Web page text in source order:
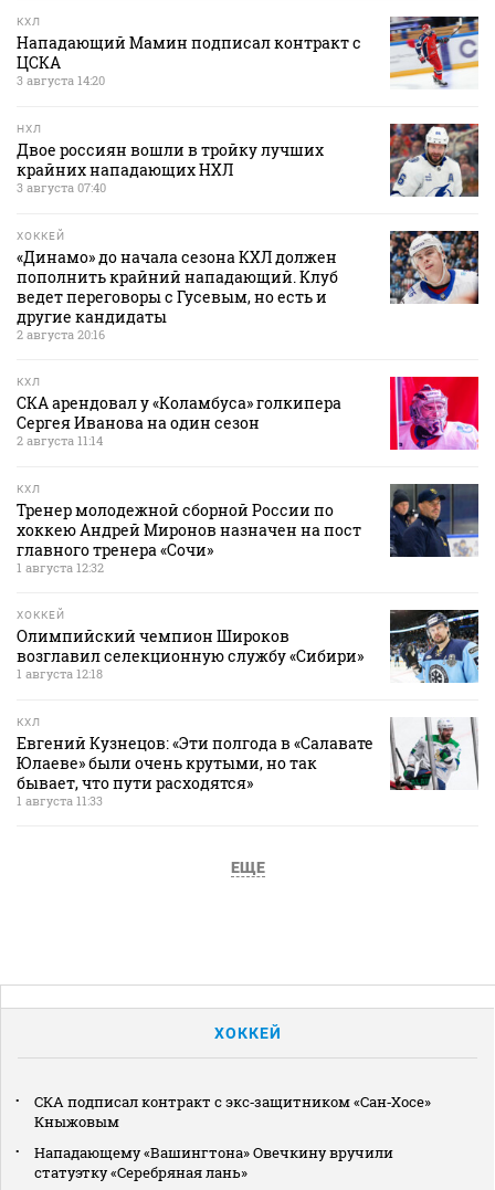
КХЛ
Нападающий Мамин подписал контракт с
ЦСКА
3 августа 14:20
НХЛ
Двое россиян вошли в тройку лучших
крайних нападающих НХЛ
3 августа 07:40
ХОККЕЙ
«Динамо» до начала сезона КХЛ должен
пополнить крайний нападающий. Клуб
ведет переговоры с Гусевым, но есть и
другие кандидаты
2 августа 20:16
КХЛ
СКА арендовал у «Коламбуса» голкипера
Сергея Иванова на один сезон
2 августа 11:14
КХЛ
Тренер молодежной сборной России по
хоккею Андрей Миронов назначен на пост
главного тренера «Сочи»
1 августа 12:32
ХОККЕЙ
Олимпийский чемпион Широков
возглавил селекционную службу «Сибири»
1 августа 12:18
КХЛ
Евгений Кузнецов: «Эти полгода в «Салавате
Юлаеве» были очень крутыми, но так
бывает, что пути расходятся»
1 августа 11:33
ЕЩЕ
ХОККЕЙ
СКА подписал контракт с экс‑защитником «Сан‑Хосе»
Кныжовым
Нападающему «Вашингтона» Овечкину вручили
статуэтку «Серебряная лань»